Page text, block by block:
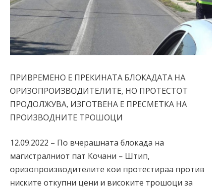
ПРИВРЕМЕНО Е ПРЕКИНАТА БЛОКАДАТА НА
ОРИЗОПРОИЗВОДИТЕЛИТЕ, НО ПРОТЕСТОТ
ПРОДОЛЖУВА, ИЗГОТВЕНА Е ПРЕСМЕТКА НА
ПРОИЗВОДНИТЕ ТРОШОЦИ
12.09.2022 – По вчерашната блокада на
магистралниот пат Кочани – Штип,
оризопроизводителите кои протестираа против
ниските откупни цени и високите трошоци за